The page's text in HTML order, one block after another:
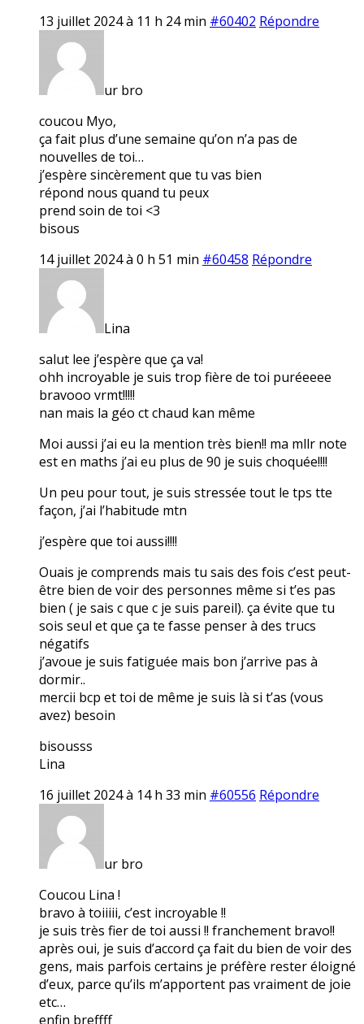
13 juillet 2024 à 11 h 24 min #60402 Répondre
ur bro
coucou Myo,
ça fait plus d’une semaine qu’on n’a pas de
nouvelles de toi…
j’espère sincèrement que tu vas bien
répond nous quand tu peux
prend soin de toi <3
bisous
14 juillet 2024 à 0 h 51 min #60458 Répondre
Lina
salut lee j’espère que ça va!
ohh incroyable je suis trop fière de toi puréeeee
bravooo vrmt!!!!!
nan mais la géo ct chaud kan même
Moi aussi j’ai eu la mention très bien!! ma mllr note
est en maths j’ai eu plus de 90 je suis choquée!!!!
Un peu pour tout, je suis stressée tout le tps tte
façon, j’ai l’habitude mtn
j’espère que toi aussi!!!!
Ouais je comprends mais tu sais des fois c’est peut-
être bien de voir des personnes même si t’es pas
bien ( je sais c que c je suis pareil). ça évite que tu
sois seul et que ça te fasse penser à des trucs
négatifs
j’avoue je suis fatiguée mais bon j’arrive pas à
dormir..
mercii bcp et toi de même je suis là si t’as (vous
avez) besoin
bisousss
Lina
16 juillet 2024 à 14 h 33 min #60556 Répondre
ur bro
Coucou Lina !
bravo à toiiiii, c’est incroyable !!
je suis très fier de toi aussi !! franchement bravo!!
après oui, je suis d’accord ça fait du bien de voir des
gens, mais parfois certains je préfère rester éloigné
d’eux, parce qu’ils m’apportent pas vraiment de joie
etc…
enfin breffff